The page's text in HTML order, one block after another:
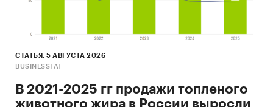
СТАТЬЯ, 5 АВГУСТА 2026
BUSINESSTAT
В 2021-2025 гг продажи топленого
животного жира в России выросли